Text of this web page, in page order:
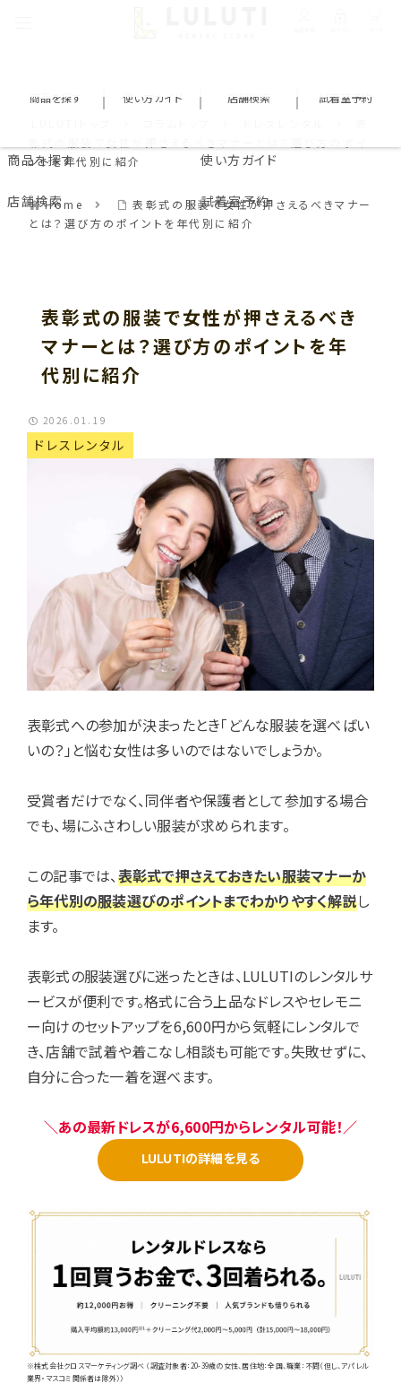
ントを年代別に紹介
Home
表彰式の服装で女性が押さえるべきマナー
とは？選び方のポイントを年代別に紹介
表彰式の服装で女性が押さえるべき
マナーとは？選び方のポイントを年
代別に紹介
ドレスレンタル
2026.01.19
表彰式への参加が決まったとき「どんな服装を選べばい
いの？」と悩む女性は多いのではないでしょうか。
受賞者だけでなく、同伴者や保護者として参加する場合
でも、場にふさわしい服装が求められます。
この記事では、表彰式で押さえておきたい服装マナーか
ら年代別の服装選びのポイントまでわかりやすく解説し
ます。
表彰式の服装選びに迷ったときは、LULUTIのレンタルサ
ービスが便利です。格式に合う上品なドレスやセレモニ
ー向けのセットアップを6,600円から気軽にレンタルで
き、店舗で試着や着こなし相談も可能です。失敗せずに、
自分に合った一着を選べます。
＼あの最新ドレスが6,600円からレンタル可能！／
LULUTIの詳細を見る
※株式会社クロスマーケティング調べ （調査対象者：20-39歳の女性、居住地：全国、職業：不問（但し、アパレル
業界・マスコミ関係者は除外））
商品を探す 使い方ガイド 店舗検索 試着室予約
商品を探す 使い方ガイド
店舗検索 試着室予約